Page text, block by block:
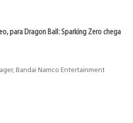
para Dragon Ball: Sparking Zero chega
Bandai Namco Entertainment